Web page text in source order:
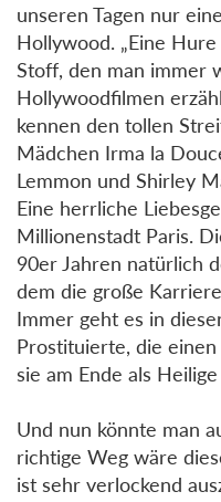
unseren Tagen nur
Hollywood. „Eine
Stoff, den man immer
Hollywoodfilmen
kennen den tollen
Mädchen Irma la
Lemmon und Shirley
Eine herrliche
Millionenstadt Paris.
90er Jahren natürlich
dem die große
Immer geht es in
Prostituierte, die
sie am Ende als
Und nun könnte man
richtige Weg wäre
ist sehr verlockend